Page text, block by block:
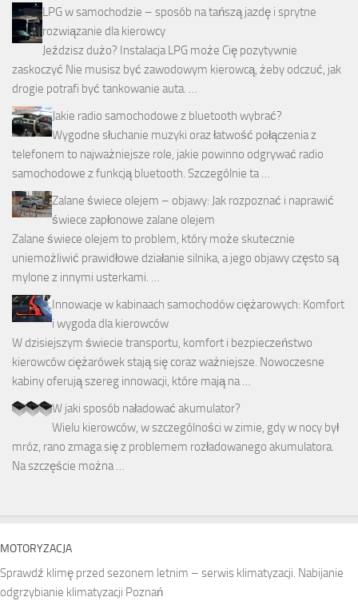
LPG w samochodzie – sposób na tańszą jazdę i sprytne
rozwiązanie dla kierowcy
Jeździsz dużo? Instalacja LPG może Cię pozytywnie
zaskoczyć Nie musisz być zawodowym kierowcą, żeby odczuć, jak
drogie potrafi być tankowanie auta. …
Jakie radio samochodowe z bluetooth wybrać?
Wygodne słuchanie muzyki oraz łatwość połączenia z
telefonem to najważniejsze role, jakie powinno odgrywać radio
samochodowe z funkcją bluetooth. Szczególnie ta …
Zalane świece olejem – objawy: Jak rozpoznać i naprawić
świece zapłonowe zalane olejem
Zalane świece olejem to problem, który może skutecznie
uniemożliwić prawidłowe działanie silnika, a jego objawy często są
mylone z innymi usterkami. …
Innowacje w kabinaach samochodów ciężarowych: Komfort
i wygoda dla kierowców
W dzisiejszym świecie transportu, komfort i bezpieczeństwo
kierowców ciężarówek stają się coraz ważniejsze. Nowoczesne
kabiny oferują szereg innowacji, które mają na …
W jaki sposób naładować akumulator?
Wielu kierowców, w szczególności w zimie, gdy w nocy był
mróz, rano zmaga się z problemem rozładowanego akumulatora.
Na szczęście można …
MOTORYZACJA
Sprawdź klimę przed sezonem letnim – serwis klimatyzacji. Nabijanie
odgrzybianie klimatyzacji Poznań